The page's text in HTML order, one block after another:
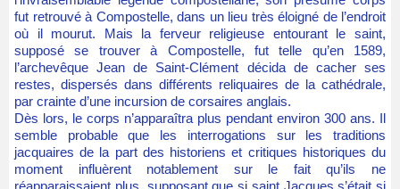
fut retrouvé à Compostelle, dans un lieu très éloigné de l’endroit
où il mourut. Mais la ferveur religieuse entourant le saint,
supposé se trouver à Compostelle, fut telle qu’en 1589,
l’archevêque Jean de Saint-Clément décida de cacher ses
restes, dispersés dans différents reliquaires de la cathédrale,
par crainte d’une incursion de corsaires anglais.
Dès lors, le corps n’apparaîtra plus pendant environ 300 ans. Il
semble probable que les interrogations sur les traditions
jacquaires de la part des historiens et critiques historiques du
moment influèrent notablement sur le fait qu’ils ne
réapparaissaient plus, supposant que si saint Jacques s’était si